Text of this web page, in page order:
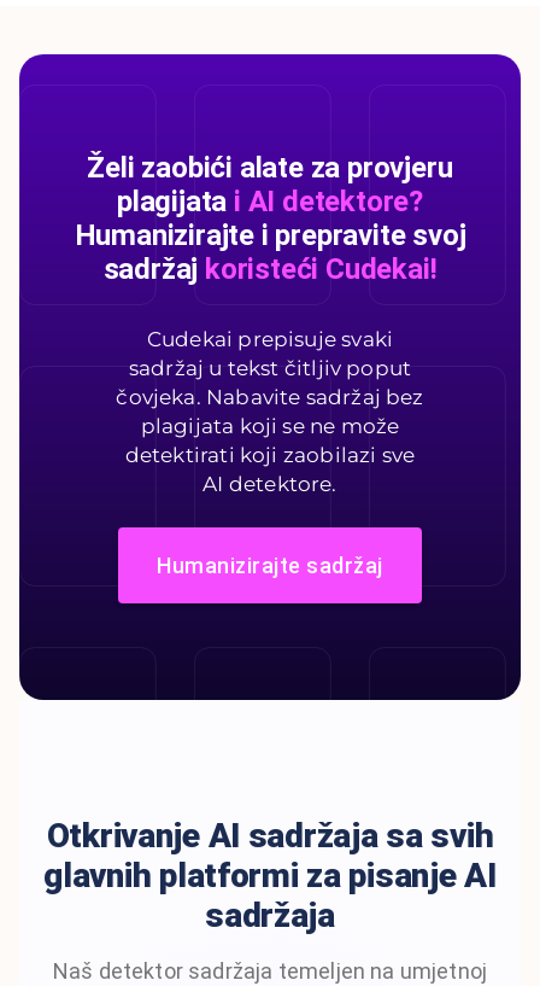
Želi zaobići alate za provjeru
plagijata i AI detektore?
Humanizirajte i prepravite svoj
sadržaj koristeći Cudekai!
Cudekai prepisuje svaki
sadržaj u tekst čitljiv poput
čovjeka. Nabavite sadržaj bez
plagijata koji se ne može
detektirati koji zaobilazi sve
AI detektore.
Humanizirajte sadržaj
Otkrivanje AI sadržaja sa svih
glavnih platformi za pisanje AI
sadržaja
Naš detektor sadržaja temeljen na umjetnoj